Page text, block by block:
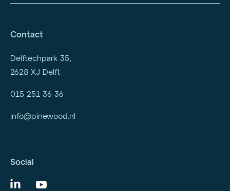
Contact
Delftechpark 35,
2628 XJ Delft
015 251 36 36
info@pinewood.nl
Social